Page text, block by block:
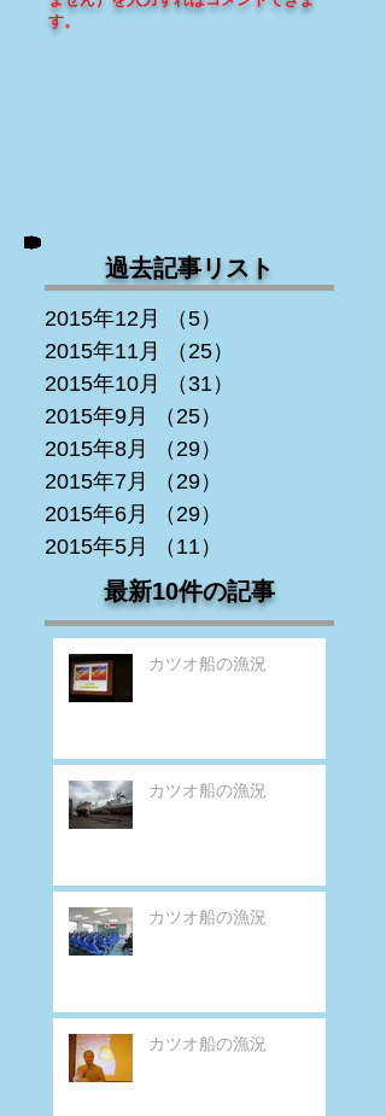
す。
過去記事リスト
2015年12月 （5）
2015年11月
（25）
2015年10月
（31）
2015年9月
（25）
2015年8月
（29）
2015年7月
（29）
2015年6月
（29）
2015年5月
（11）
最新10件の記事
カツオ船の漁況
カツオ船の漁況
カツオ船の漁況
カツオ船の漁況